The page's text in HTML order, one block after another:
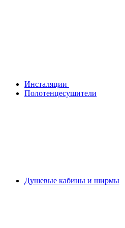
Инсталяции
Полотенцесушители
Душевые кабины и ширмы